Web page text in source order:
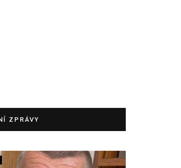
ZPRÁVY